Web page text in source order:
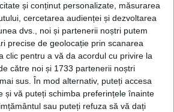
și conținut personalizate, măsurarea
cercetarea audienței și dezvoltarea
dvs., noi și partenerii noștri putem
precise de geolocație prin scanarea
clic pentru a vă da acordul cu privire la
către noi și 1733 partenerii noștri
sus. În mod alternativ, puteți accesa
și vă puteți schimba preferințele înainte
sau puteți refuza să vă dați